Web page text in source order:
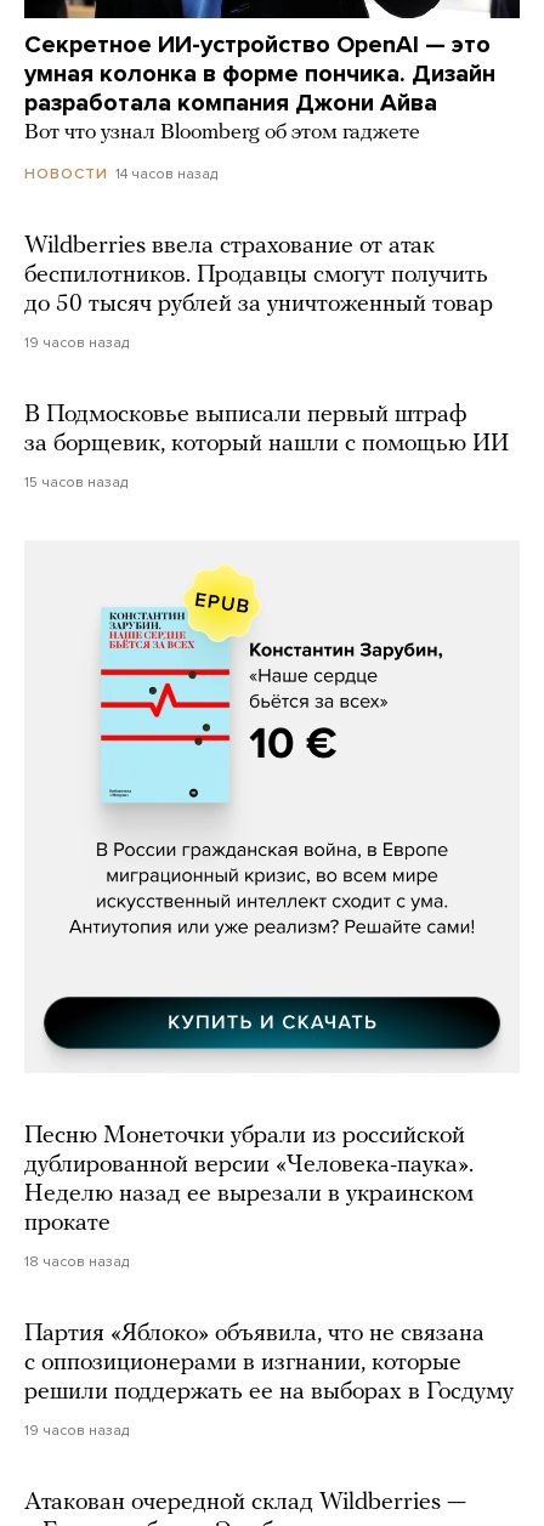
Секретное ИИ-устройство OpenAI — это
умная колонка в форме пончика. Дизайн
разработала компания Джони Айва
Вот что узнал Bloomberg об этом гаджете
НОВОСТИ 14 часов назад
Wildberries ввела страхование от атак
беспилотников. Продавцы смогут получить
до 50 тысяч рублей за уничтоженный товар
19 часов назад
В Подмосковье выписали первый штраф
за борщевик, который нашли с помощью ИИ
15 часов назад
Константин Зарубин, «Наше сердце
Песню Монеточки убрали из российской
дублированной версии «Человека-паука».
Неделю назад ее вырезали в украинском
прокате
18 часов назад
Партия «Яблоко» объявила, что не связана
с оппозиционерами в изгнании, которые
решили поддержать ее на выборах в Госдуму
19 часов назад
Атакован очередной склад Wildberries —